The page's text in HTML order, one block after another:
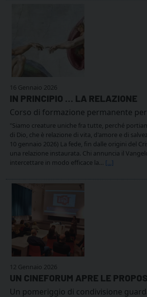
16 Gennaio 2026
IN PRINCIPIO … LA RELAZIONE
Corso di formazione permanente
"Siamo creature uniche fra tutte, perché
di Dio, che è relazione di vita, d'amore e di
10 gennaio 2026) La fede, fin dalle origini del
una relazione instaurata. Chi annuncia il
intercettare in modo efficace la… [...]
12 Gennaio 2026
UN CINEFORUM APRE LE
Un pomeriggio di condivisione